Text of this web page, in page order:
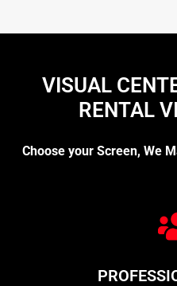
VISUAL
RENTAL
Choose your Screen, We